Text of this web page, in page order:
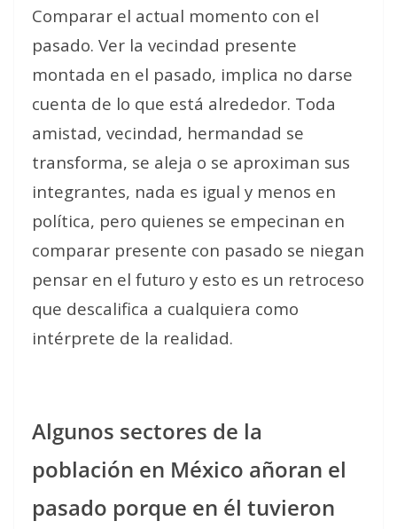
Comparar el actual momento con el
pasado. Ver la vecindad presente
montada en el pasado, implica no darse
cuenta de lo que está alrededor. Toda
amistad, vecindad, hermandad se
transforma, se aleja o se aproximan sus
integrantes, nada es igual y menos en
política, pero quienes se empecinan en
comparar presente con pasado se niegan
pensar en el futuro y esto es un retroceso
que descalifica a cualquiera como
intérprete de la realidad.
Algunos sectores de la
población en México añoran el
pasado porque en él tuvieron